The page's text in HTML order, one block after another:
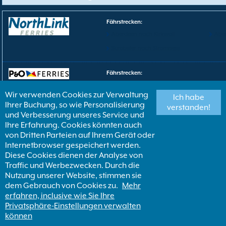
Fährstrecken:
Fährstrecken:
Fährstrecken:
Cairnryan nach Belfast
Fährstrecken
Gills Bay nach St Margaret's Hope
Wir verwenden Cookies zur Verwaltung
Ihrer Buchung, so wie Personalisierung
und Verbesserung unseres Service und
Ihre Erfahrung. Cookies könnten auch
von Dritten Parteien auf Ihrem Gerät oder
Internetbrowser gespeichert werden.
Diese Cookies dienen der Analyse von
Traffic und Werbezwecken. Durch die
Nutzung unserer Website, stimmen sie
dem Gebrauch von Cookies zu. Mehr
erfahren, inclusive wie Sie Ihre
Privatsphäre-Einstellungen verwalten
können
Ich habe
verstanden!